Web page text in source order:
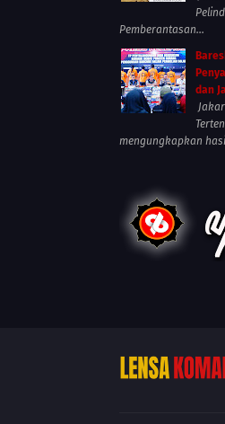
Pemberantasan...
dan
mengungkapkan